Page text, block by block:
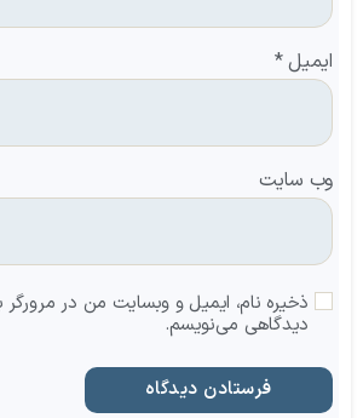
ایمیل*
وب‌ سایت
ذخیره نام، ایمیل و وبسایت من در مرورگر
دیدگاهی می‌نویسم.